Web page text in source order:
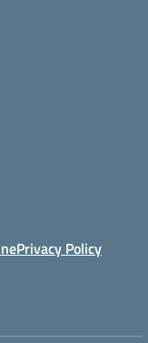
Privacy Policy